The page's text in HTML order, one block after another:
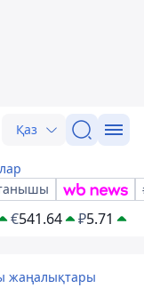
Қаз
€541.64 ₽5.71
жаңалықтары